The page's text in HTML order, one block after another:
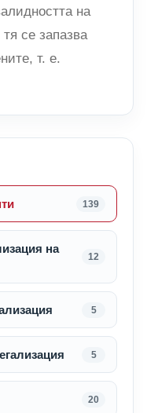
на
се запазва
т. е.
139
на
12
5
5
20